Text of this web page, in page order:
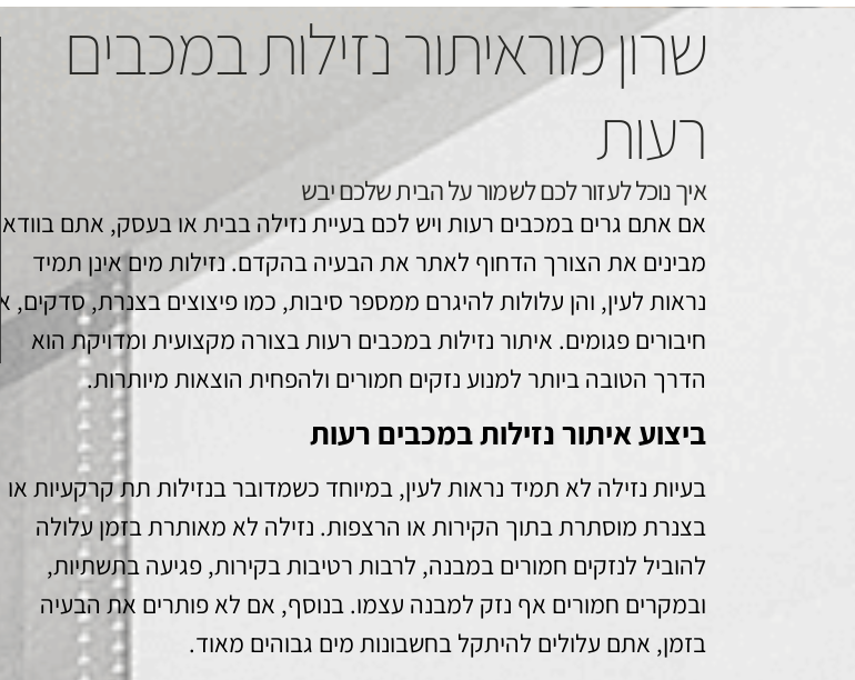
שרון מוראיתור נזילות במכבים
רעות
איך נוכל לעזור לכם לשמור על הבית שלכם יבש
אם אתם גרים במכבים רעות ויש לכם בעיית נזילה בבית או בעסק, אתם בוודאי
מבינים את הצורך הדחוף לאתר את הבעיה בהקדם. נזילות מים אינן תמיד
נראות לעין, והן עלולות להיגרם ממספר סיבות, כמו פיצוצים בצנרת, סדקים, או
חיבורים פגומים. איתור נזילות במכבים רעות בצורה מקצועית ומדויקת הוא
הדרך הטובה ביותר למנוע נזקים חמורים ולהפחית הוצאות מיותרות.
ביצוע איתור נזילות במכבים רעות
בעיות נזילה לא תמיד נראות לעין, במיוחד כשמדובר בנזילות תת קרקעיות או
בצנרת מוסתרת בתוך הקירות או הרצפות. נזילה לא מאותרת בזמן עלולה
להוביל לנזקים חמורים במבנה, לרבות רטיבות בקירות, פגיעה בתשתיות,
ובמקרים חמורים אף נזק למבנה עצמו. בנוסף, אם לא פותרים את הבעיה
בזמן, אתם עלולים להיתקל בחשבונות מים גבוהים מאוד.